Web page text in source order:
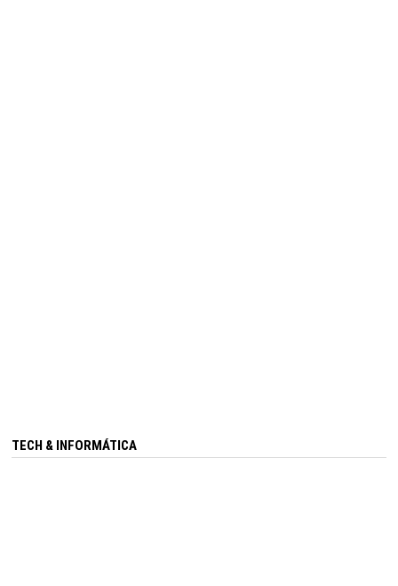
TECH & INFORMÁTICA